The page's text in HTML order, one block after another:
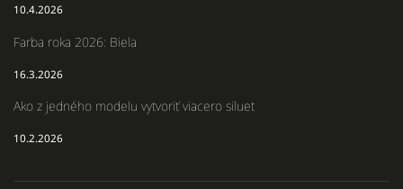
10.4.2026
Farba roka 2026: Biela
16.3.2026
Ako z jedného modelu vytvoriť viacero siluet
10.2.2026